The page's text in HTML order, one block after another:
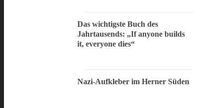
Das wichtigste Buch des
Jahrtausends: „If anyone builds
it, everyone dies“
Nazi-Aufkleber im Herner Süden